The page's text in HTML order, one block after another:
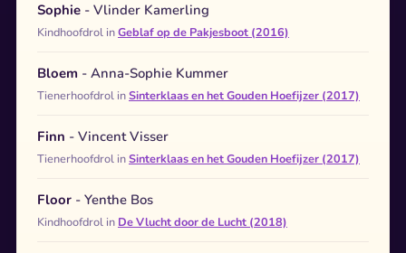
Sophie - Vlinder Kamerling
Kindhoofdrol inGeblaf op de Pakjesboot (2016)
Bloem - Anna-Sophie Kummer
Tienerhoofdrol inSinterklaas en het Gouden Hoefijzer (2017)
Finn - Vincent Visser
Tienerhoofdrol inSinterklaas en het Gouden Hoefijzer (2017)
Floor - Yenthe Bos
Kindhoofdrol in De Vlucht door de Lucht (2018)